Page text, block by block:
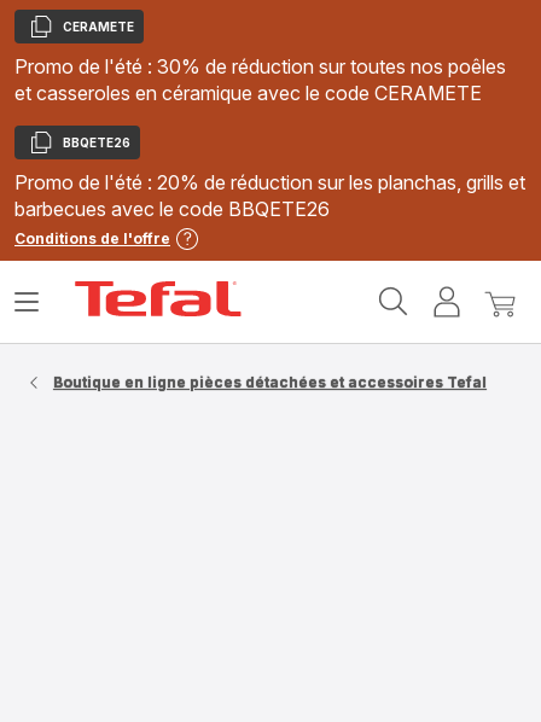
Copier
CERAMETE
Promo de l'été : 30% de réduction sur toutes nos poêles
et casseroles en céramique avec le code CERAMETE
Copier
BBQETE26
Promo de l'été : 20% de réduction sur les planchas, grills et
barbecues avec le code BBQETE26
Conditions de l'offre
MonMon
Ouvrir
Boutique en ligne pièces détachées et accessoires Tefal